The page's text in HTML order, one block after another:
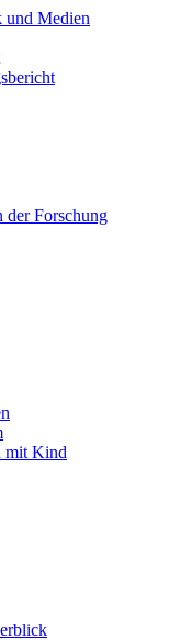
und Medien
der Forschung
mit Kind